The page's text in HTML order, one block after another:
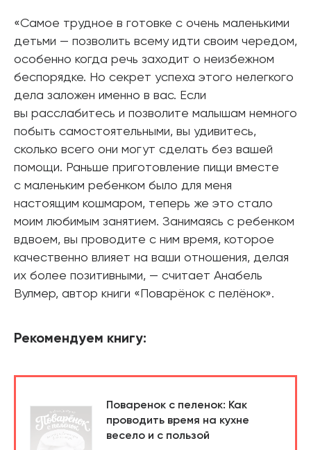
«Самое трудное в готовке с очень маленькими
детьми — позволить всему идти своим чередом,
особенно когда речь заходит о неизбежном
беспорядке. Но секрет успеха этого нелегкого
дела заложен именно в вас. Если
вы расслабитесь и позволите малышам немного
побыть самостоятельными, вы удивитесь,
сколько всего они могут сделать без вашей
помощи. Раньше приготовление пищи вместе
с маленьким ребенком было для меня
настоящим кошмаром, теперь же это стало
моим любимым занятием. Занимаясь с ребенком
вдвоем, вы проводите с ним время, которое
качественно влияет на ваши отношения, делая
их более позитивными, — считает Анабель
Вулмер, автор книги «Поварёнок с пелёнок».
Рекомендуем книгу:
Поваренок с пеленок: Как
проводить время на кухне
весело и с пользой